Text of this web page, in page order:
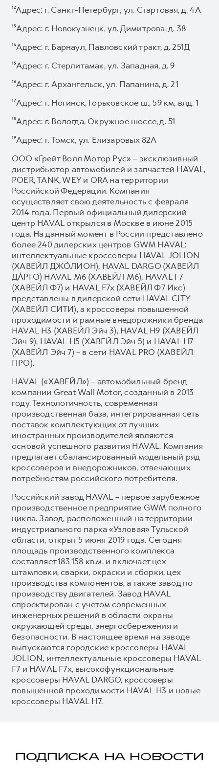
¹²Адрес: г. Санкт-Петербург, ул. Стартовая, д. 4А
¹³Адрес: г. Новокузнецк, ул. Димитрова, д. 38
¹⁴Адрес: г. Барнаул, Павловский тракт, д. 251Д
¹⁵Адрес: г. Стерлитамак, ул. Западная, д. 9
¹⁶Адрес: г. Архангельск, ул. Папанина, д. 21
¹⁷Адрес: г. Ногинск, Горьковское ш., 59 км, влд. 1
¹⁸Адрес: г. Вологда, Окружное шоссе, д. 51
¹⁹Адрес: г. Томск, ул. Елизаровых 82А
ООО «Грейт Волл Мотор Рус» – эксклюзивный
дистрибьютор автомобилей и запчастей HAVAL,
POER, TANK, WEY и ORA на территории
Российской Федерации. Компания
осуществляет свою деятельность с февраля
2014 года. Первый официальный дилерский
центр HAVAL открылся в Москве в июне 2015
года. На данный момент в России представлено
более 240 дилерских центров GWM HAVAL:
интеллектуальные кроссоверы HAVAL JOLION
(ХАВЕЙЛ ДЖО́ЛИОН), HAVAL DARGO (ХАВЕЙЛ
ДА́РГО) HAVAL М6 (ХАВЕЙЛ M6), HAVAL F7
(ХАВЕЙЛ Ф7) и HAVAL F7x (ХАВЕЙЛ Ф7 Икс)
представлены в дилерской сети HAVAL CITY
(ХАВЕЙЛ СИТИ), а кроссоверы повышенной
проходимости и рамные внедорожники бренда
HAVAL H3 (ХАВЕЙЛ Эйч 3), HAVAL H9 (ХАВЕЙЛ
Эйч 9), HAVAL H5 (ХАВЕЙЛ Эйч 5) и HAVAL H7
(ХАВЕЙЛ Эйч 7) – в сети HAVAL PRO (ХАВЕЙЛ
ПРО).
HAVAL («ХАВЕЙЛ») – автомобильный бренд
компании Great Wall Motor, созданный в 2013
году. Технологичность, современная
производственная база, интегрированная сеть
поставок комплектующих от лучших
иностранных производителей являются
основой успешного развития HAVAL. Компания
предлагает сбалансированный модельный ряд
кроссоверов и внедорожников, отвечающих
потребностям российского потребителя.
Российский завод HAVAL – первое зарубежное
производственное предприятие GWM полного
цикла. Завод, расположенный на территории
индустриального парка «Узловая» Тульской
области, открыт 5 июня 2019 года. Сегодня
площадь производственного комплекса
составляет 183 158 кв.м. и включает цех
штамповки, сварки, окраски и сборки, цех
производства компонентов, а также завод по
производству двигателей. Завод HAVAL
спроектирован с учетом современных
инженерных решений в области охраны
окружающей среды, энергосбережения и
безопасности. В настоящее время на заводе
выпускаются городские кроссоверы HAVAL
JOLION, интеллектуальные кроссоверы HAVAL
F7 и HAVAL F7x, высокофункциональные
кроссоверы HAVAL DARGO, кроссоверы
повышенной проходимости HAVAL H3 и новые
кроссоверы HAVAL H7.
ПОДПИСКА НА НОВОСТИ